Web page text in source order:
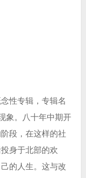
性专辑，专辑名
象。八十年中期开
段，在这样的社
身于北部的欢
的人生。这与改